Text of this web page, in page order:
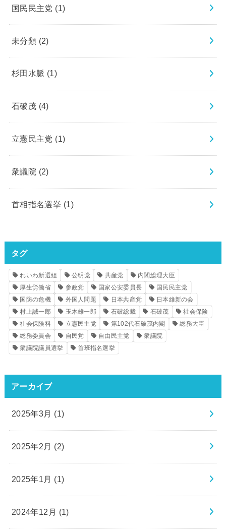
国民民主党 (1)
未分類 (2)
杉田水脈 (1)
石破茂 (4)
立憲民主党 (1)
衆議院 (2)
首相指名選挙 (1)
タグ
れいわ新選組 公明党 共産党
内閣総理大臣
厚生労働省
参政党 国家公安委員長
国民民主党
国防の危機
外国人問題 日本共産党
日本維新の会
村上誠一郎
玉木雄一郎 石破総裁 石破茂
社会保険
社会保険料
立憲民主党 第102代石破茂内閣
総務大臣
総務委員会
自民党 自由民主党
衆議院
衆議院議員選挙
首班指名選挙
アーカイブ
2025年3月 (1)
2025年2月 (2)
2025年1月 (1)
2024年12月 (1)